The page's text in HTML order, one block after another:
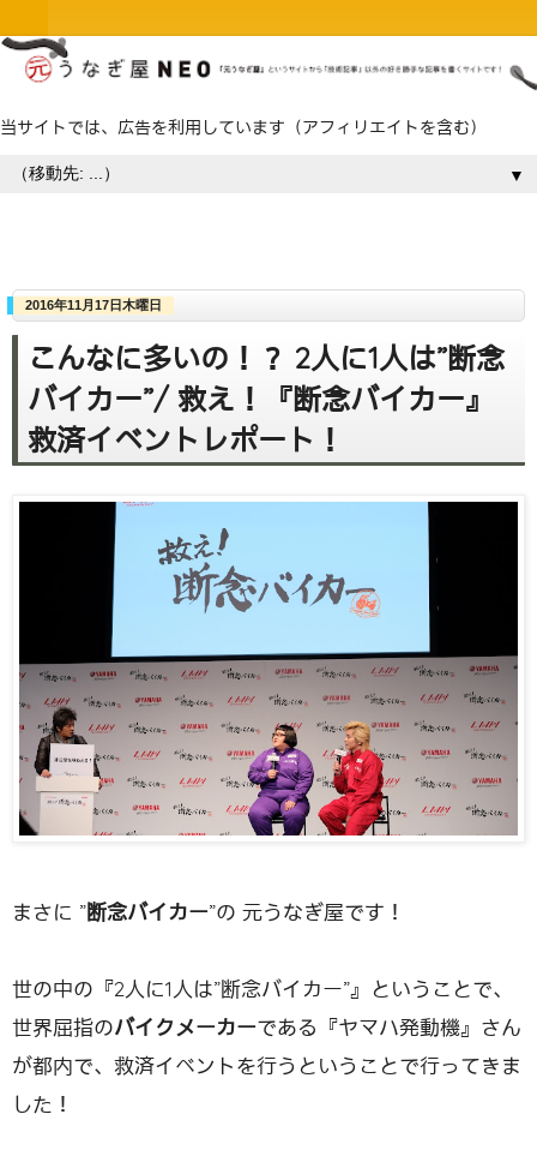
当サイトでは、広告を利用しています（アフィリエイトを含む）
▼
2016年11月17日木曜日
こんなに多いの！？ 2人に1人は”断念
バイカー”/ 救え！『断念バイカー』
救済イベントレポート！
まさに ”断念バイカー”の 元うなぎ屋です！
世の中の『2人に1人は”断念バイカー”』ということで、
世界屈指のバイクメーカーである『ヤマハ発動機』さん
が都内で、救済イベントを行うということで行ってきま
した！